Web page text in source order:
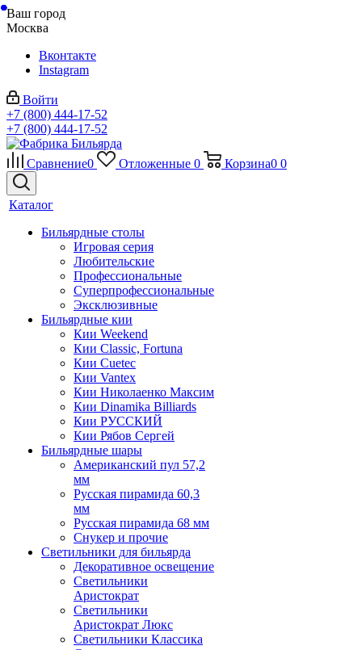
Ваш город
Москва
Вконтакте
Instagram
Войти
+7 (800) 444-17-52
+7 (800) 444-17-52
Сравнение0 Отложенные 0 Корзина0 0
Каталог
Бильярдные столы
Игровая серия
Любительские
Профессиональные
Суперпрофессиональные
Эксклюзивные
Бильярдные кии
Кии Weekend
Кии Classic, Fortuna
Кии Cuetec
Кии Vantex
Кии Николаенко Максим
Кии Dinamika Billiards
Кии РУССКИЙ
Кии Рябов Сергей
Бильярдные шары
Американский пул 57,2
мм
Русская пирамида 60,3
мм
Русская пирамида 68 мм
Снукер и прочие
Светильники для бильярда
Декоративное освещение
Светильники
Аристократ
Светильники
Аристократ Люкс
Светильники Классика